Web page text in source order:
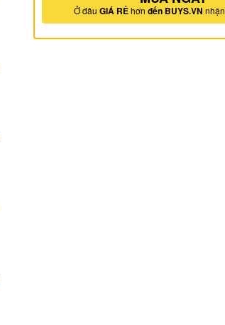
Ở đâu GIÁ RẺhơn đến BUYS.VN nhận